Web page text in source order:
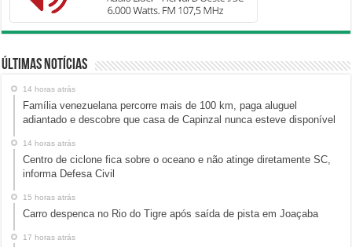
Últimas Notícias
14 horas atrás
Família venezuelana percorre mais de 100 km, paga aluguel
adiantado e descobre que casa de Capinzal nunca esteve disponível
14 horas atrás
Centro de ciclone fica sobre o oceano e não atinge diretamente SC,
informa Defesa Civil
15 horas atrás
Carro despenca no Rio do Tigre após saída de pista em Joaçaba
17 horas atrás